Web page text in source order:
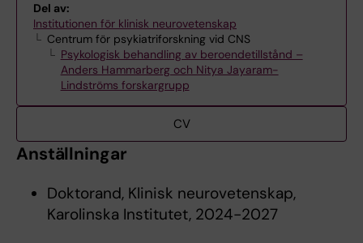
Del av:
Institutionen för klinisk neurovetenskap
Centrum för psykiatriforskning vid CNS
Psykologisk behandling av beroendetillstånd –
Anders Hammarberg och Nitya Jayaram-
Lindströms forskargrupp
CV
Anställningar
Doktorand, Klinisk neurovetenskap,
Karolinska Institutet, 2024-2027